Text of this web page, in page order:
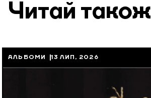
Читай також
АЛЬБОМИ 13 ЛИП, 2026